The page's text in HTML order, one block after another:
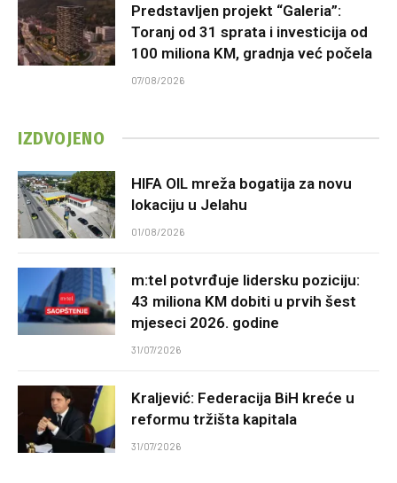
Predstavljen projekt “Galeria”:
Toranj od 31 sprata i investicija od
100 miliona KM, gradnja već počela
07/08/2026
IZDVOJENO
HIFA OIL mreža bogatija za novu
lokaciju u Jelahu
01/08/2026
m:tel potvrđuje lidersku poziciju:
43 miliona KM dobiti u prvih šest
mjeseci 2026. godine
31/07/2026
Kraljević: Federacija BiH kreće u
reformu tržišta kapitala
31/07/2026